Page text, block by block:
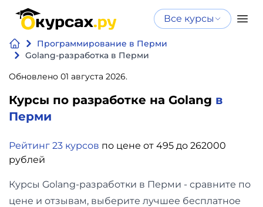
Все курсы
Программирование в Перми
Golang-разработка в Перми
Обновлено 01 августа 2026.
Курсы по разработке на Golang в
Перми
Рейтинг 23 курсов по цене от 495 до 262000
рублей
Курсы Golang-разработки в Перми - сравните по
цене и отзывам, выберите лучшее бесплатное
Нейросеть
и ИИ
Программирование
Бизнес
финансы
Дизайн
Нейросеть и ИИ
интеллекту